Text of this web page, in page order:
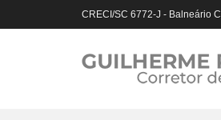
CRECI/SC 6772-J - Balneário